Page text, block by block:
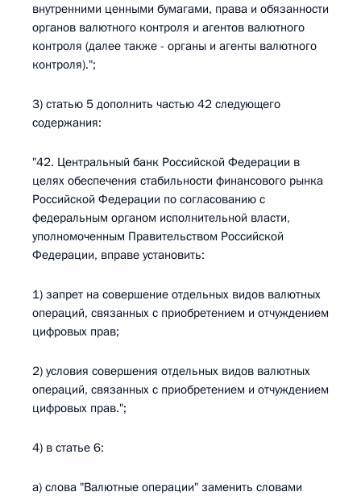
внутренними ценными бумагами, права и обязанности
органов валютного контроля и агентов валютного
контроля (далее также - органы и агенты валютного
контроля).";
3) статью 5 дополнить частью 42 следующего
содержания:
"42. Центральный банк Российской Федерации в
целях обеспечения стабильности финансового рынка
Российской Федерации по согласованию с
федеральным органом исполнительной власти,
уполномоченным Правительством Российской
Федерации, вправе установить:
1) запрет на совершение отдельных видов валютных
операций, связанных с приобретением и отчуждением
цифровых прав;
2) условия совершения отдельных видов валютных
операций, связанных с приобретением и отчуждением
цифровых прав.";
4) в статье 6:
а) слова "Валютные операции" заменить словами